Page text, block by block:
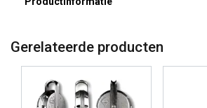
Norm:
Gerelateerde producten